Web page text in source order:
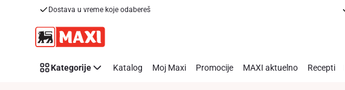
Dostava u vreme koje odabereš
Kategorije Katalog Moj Maxi Promocije MAXI aktuelno Recepti